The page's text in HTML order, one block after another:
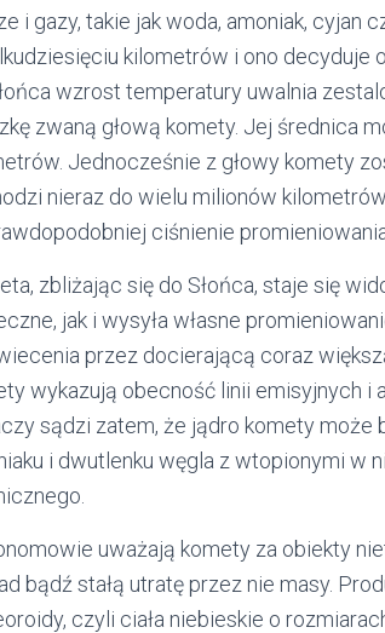
i gazy, takie jak woda, amoniak, cyjan
kilometrów i ono decyduje
wzrost temperatury uwalnia
zwaną głową komety. Jej średnica
Jednocześnie z głowy komety
nieraz do wielu milionów
ciśnienie
zbliżając się do Słońca, staje się
jak i wysyła własne
przez docierającą coraz
wykazują obecność linii emisyjnych i
sądzi zatem, że jądro komety może
i dwutlenku węgla z wtopionymi w
uważają komety za obiekty
bądź stałą utratę przez nie masy.
czyli ciała niebieskie o